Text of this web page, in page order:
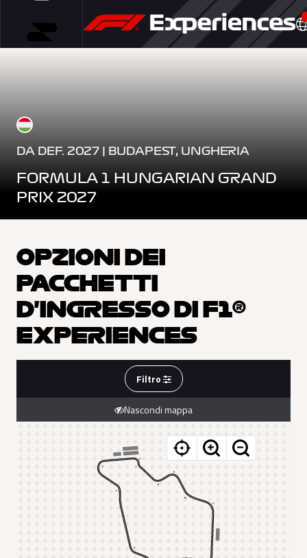
DA DEF. 2027 | BUDAPEST, UNGHERIA
FORMULA 1 HUNGARIAN GRAND
PRIX 2027
OPZIONI DEI
PACCHETTI
D'INGRESSO DI F1®
EXPERIENCES
Filtro
Nascondi mappa